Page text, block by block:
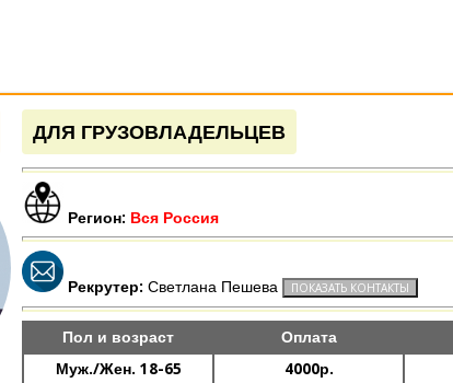
ДЛЯ ГРУЗОВЛАДЕЛЬЦЕВ
Регион: Вся Россия
Рекрутер: Светлана Пешева
Пол и возраст Оплата
Муж./Жен. 18-65
4000р.